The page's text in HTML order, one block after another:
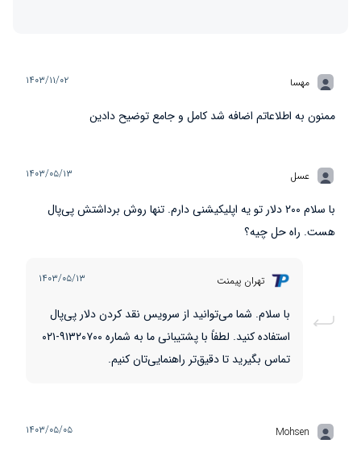
مهسا ۱۴۰۳/۱۱/۰۲
ممنون به اطلاعاتم اضافه شد کامل و جامع توضیح دادین
عسل ۱۴۰۳/۰۵/۱۳
با سلام ۲۰۰ دلار تو یه اپلیکیشنی دارم. تنها روش برداشتش پی‌پال
هست. راه حل چیه؟
تهران پیمنت ۱۴۰۳/۰۵/۱۳
با سلام. شما می‌توانید از سرویس نقد کردن دلار پی‌پال
استفاده کنید. لطفاً با پشتیبانی ما به شماره ۹۱۳۲۰۷۰۰-۰۲۱
تماس بگیرید تا دقیق‌تر راهنمایی‌تان کنیم.
Mohsen ۱۴۰۳/۰۵/۰۵